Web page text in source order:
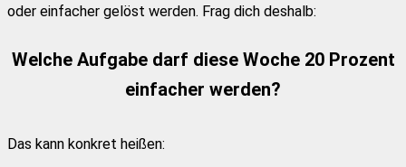
oder einfacher gelöst werden. Frag dich deshalb:
Welche Aufgabe darf diese Woche 20 Prozent
einfacher werden?
Das kann konkret heißen: